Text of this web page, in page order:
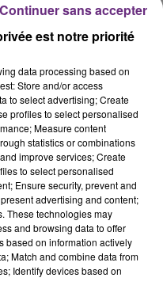
la centrale
Une situation
qui est toujours
12h03
12h03
est notre priorité
data processing based on
Store and/or access
to select advertising; Create
profiles to select personalised
Measure content
statistics or combinations
improve services; Create
to select personalised
Ensure security, prevent and
advertising and content;
These technologies may
and browsing data to offer
based on information actively
Match and combine data from
Identify devices based on
Continuer sans accepter